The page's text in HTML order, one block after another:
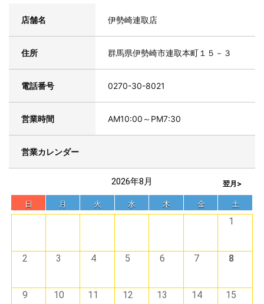
店舗名 伊勢崎連取店
住所 群馬県伊勢崎市連取本町１５－３
電話番号 0270-30-8021
営業時間 AM10:00～PM7:30
営業カレンダー
2026年8月 翌月>
日 月 火 水 木 金
土
1
2 3 4 5 6 7 8
9 10 11 12 13 14 15